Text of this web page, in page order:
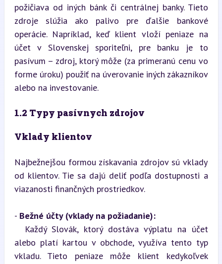
požičiava od iných bánk či centrálnej banky. Tieto
zdroje slúžia ako palivo pre ďalšie bankové
operácie. Napríklad, keď klient vloží peniaze na
účet v Slovenskej sporiteľni, pre banku je to
pasívum – zdroj, ktorý môže (za primeranú cenu vo
forme úroku) použiť na úverovanie iných zákazníkov
alebo na investovanie.
1.2 Typy pasívnych zdrojov
Vklady klientov
Najbežnejšou formou získavania zdrojov sú vklady
od klientov. Tie sa dajú deliť podľa dostupnosti a
viazanosti finančných prostriedkov.
- Bežné účty (vklady na požiadanie):
alebo platí kartou v obchode, využíva tento typ
vkladu. Tieto peniaze môže klient kedykoľvek